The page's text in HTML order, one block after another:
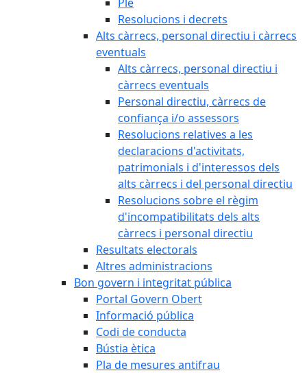
Resolucions i decrets
Alts càrrecs, personal directiu i càrrecs
eventuals
Alts càrrecs, personal directiu i
càrrecs eventuals
Personal directiu, càrrecs de
confiança i/o assessors
Resolucions relatives a les
declaracions d'activitats,
patrimonials i d'interessos dels
alts càrrecs i del personal directiu
Resolucions sobre el règim
d'incompatibilitats dels alts
càrrecs i personal directiu
Resultats electorals
Altres administracions
Bon govern i integritat pública
Portal Govern Obert
Informació pública
Codi de conducta
Bústia ètica
Pla de mesures antifrau